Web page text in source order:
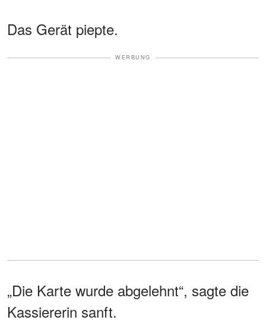
Das Gerät piepte.
WERBUNG
„Die Karte wurde abgelehnt“, sagte die
Kassiererin sanft.